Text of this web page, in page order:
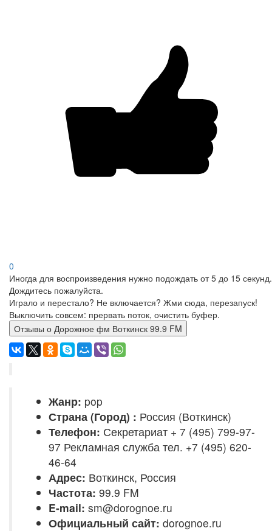
0
Иногда для воспроизведения нужно подождать от 5 до 15 секунд.
Дождитесь пожалуйста.
Играло и перестало? Не включается? Жми сюда, перезапуск!
Выключить совсем: прервать поток, очистить буфер.
Отзывы о Дорожное фм Воткинск 99.9 FM
Жанр: pop
Страна (Город) : Россия (Воткинск)
Телефон: Секретариат + 7 (495) 799-97-
97 Рекламная служба тел. +7 (495) 620-
46-64
Адрес: Воткинск, Россия
Частота: 99.9 FM
E-mail: sm@dorognoe.ru
Официальный сайт: dorognoe.ru